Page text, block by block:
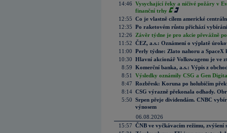
14:46 Vysychající řeky a ničivé požáry v
finanční trhy
12:55 Co je vlastně cílem americké
12:35 Po raketovém růstu přichází
12:26
Závěr týdne je pro akcie převážně
11:52 ČEZ, a.s.: Oznámení o výplatě
11:00 Perly týdne: Zlato nahoru a SpaceX
10:30 Hlavní akcionář Volkswagenu je ve
8:59 Komerční banka, a.s.: Výpis z
8:51
Výsledky oznámily CSG a Gen
8:47 Rozbřesk: Koruna po holubičím
8:14 CSG výrazně překonala odhady.
5:50 Srpen přeje dividendám. CNBC
výnosem
06.08.2026
15:57 ČNB ve vyčkávacím režimu, zvýšení